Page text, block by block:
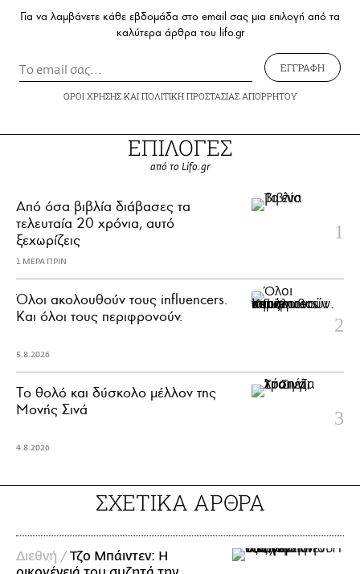
Για να λαμβάνετε κάθε εβδομάδα στο email σας μια επιλογή από τα
καλύτερα άρθρα του lifo.gr
ΕΓΓΡΑΦΗ
ΟΡΟΙ ΧΡΗΣΗΣΚΑΙ ΠΟΛΙΤΙΚΗ ΠΡΟΣΤΑΣΙΑΣ ΑΠΟΡΡΗΤΟΥ
ΕΠΙΛΟΓΕΣ
από το Lifo.gr
Από όσα βιβλία διάβασες τα
τελευταία 20 χρόνια, αυτό
ξεχωρίζεις
1 ΜΕΡΑ ΠΡΙΝ
Όλοι ακολουθούν τους influencers.
Και όλοι τους περιφρονούν.
5.8.2026
Το θολό και δύσκολο μέλλον της
Μονής Σινά
4.8.2026
ΣΧΕΤΙΚΑ ΑΡΘΡΑ
Διεθνή /Τζο Μπάιντεν: Η